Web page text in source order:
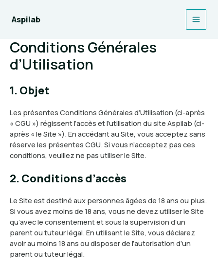
contenu
Aspilab
Main
Conditions Générales
d’Utilisation
1. Objet
Les présentes Conditions Générales d’Utilisation (ci-après
« CGU ») régissent l’accès et l’utilisation du site Aspilab (ci-
après « le Site »). En accédant au Site, vous acceptez sans
réserve les présentes CGU. Si vous n’acceptez pas ces
conditions, veuillez ne pas utiliser le Site.
2. Conditions d’accès
Le Site est destiné aux personnes âgées de 18 ans ou plus.
Si vous avez moins de 18 ans, vous ne devez utiliser le Site
qu’avec le consentement et sous la supervision d’un
parent ou tuteur légal. En utilisant le Site, vous déclarez
avoir au moins 18 ans ou disposer de l’autorisation d’un
parent ou tuteur légal.